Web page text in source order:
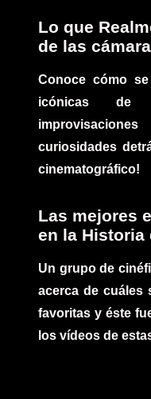
Lo que
de las
Conoce cómo se
icónicas de
improvisaciones
curiosidades
cinematográfico!
Las mejores
en la Historia
Un grupo de
acerca de cuáles
favoritas y éste
los vídeos de